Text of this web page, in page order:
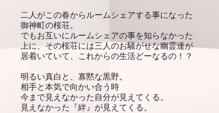
二人がこの春からルームシェアする事になった
御神町の桜荘。
でもお互いにルームシェアの事を知らなかった
上に、その桜荘には三人のお騒がせな幽霊達が
居着いていて、これからの生活どーなるの！？
明るい真白と、寡黙な黒野。
相手と本気で向かい合う時
今まで見えなかった自分が見えてくる。
見えなかった『絆』が見えてくる。